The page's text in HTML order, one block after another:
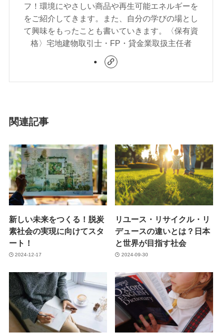
フ！環境にやさしい商品や再生可能エネルギーを
をご紹介してきます。また、自分の学びの場とし
て興味をもったことも書いていきます。〈保有資
格〉宅地建物取引士・FP・貸金業取扱主任者
関連記事
新しい未来をつくる！脱炭
素社会の実現に向けてスタ
ート！
2024-12-17
リユース・リサイクル・リ
デュースの違いとは？日本
と世界が目指す社会
2024-09-30